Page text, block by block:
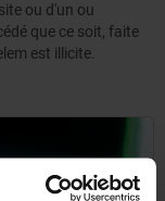
ou d'un ou
que ce soit, faite
est illicite.